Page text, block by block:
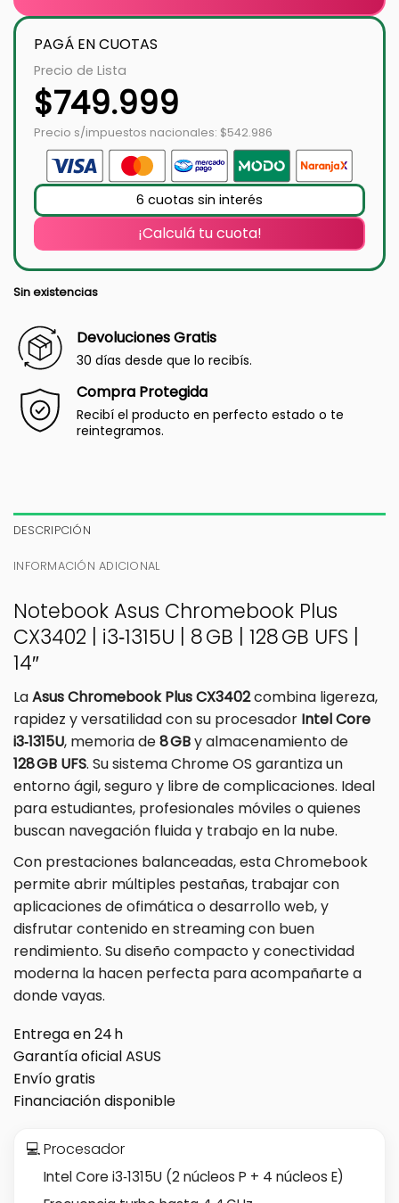
PAGÁ EN CUOTAS
Precio de Lista
$749.999
Precio s/impuestos nacionales: $542.986
6 cuotas sin interés
¡Calculá tu cuota!
Sin existencias
Devoluciones Gratis
30 días desde que lo recibís.
Compra Protegida
Recibí el producto en perfecto estado o te
reintegramos.
DESCRIPCIÓN
INFORMACIÓN ADICIONAL
Notebook Asus Chromebook Plus
CX3402 | i3‑1315U | 8 GB | 128 GB UFS |
14″
LaAsus Chromebook Plus CX3402combina ligereza,
rapidez y versatilidad con su procesador Intel Core
i3‑1315U, memoria de8 GBy almacenamiento de
128 GB UFS. Su sistema Chrome OS garantiza un
entorno ágil, seguro y libre de complicaciones. Ideal
para estudiantes, profesionales móviles o quienes
buscan navegación fluida y trabajo en la nube.
Con prestaciones balanceadas, esta Chromebook
permite abrir múltiples pestañas, trabajar con
aplicaciones de ofimática o desarrollo web, y
disfrutar contenido en streaming con buen
rendimiento. Su diseño compacto y conectividad
moderna la hacen perfecta para acompañarte a
donde vayas.
Entrega en 24 h
Garantía oficial ASUS
Envío gratis
Financiación disponible
💻 Procesador
Intel Core i3‑1315U (2 núcleos P + 4 núcleos E)